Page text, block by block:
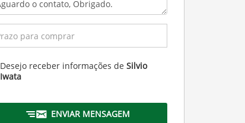
Desejo receber informações de Silvio
Iwata
ENVIAR MENSAGEM